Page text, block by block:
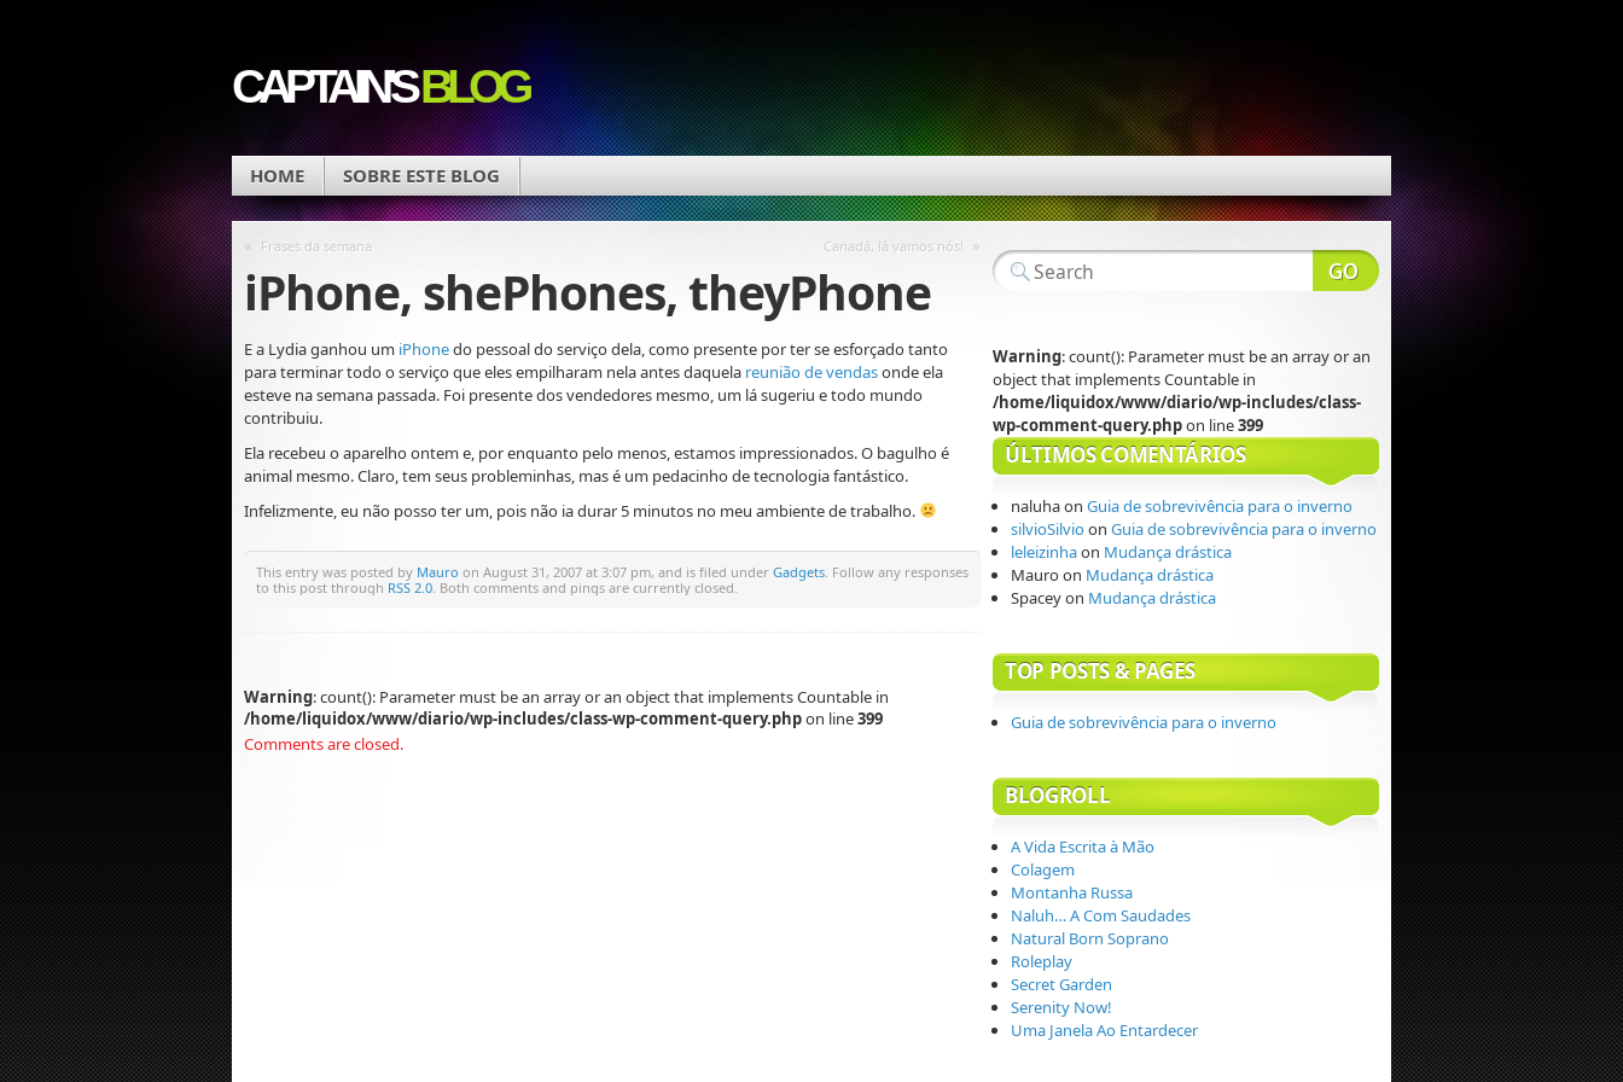
CAPTAIN'SBLOG
HOME SOBRE ESTE BLOG
« Frases da semana Canadá, lá vamos nós! »
iPhone, shePhones, theyPhone
E a Lydia ganhou um iPhonedo pessoal do serviço dela, como presente por ter se esforçado tanto
para terminar todo o serviço que eles empilharam nela antes daquela reunião de vendasonde ela
esteve na semana passada. Foi presente dos vendedores mesmo, um lá sugeriu e todo mundo
contribuiu.
Ela recebeu o aparelho ontem e, por enquanto pelo menos, estamos impressionados. O bagulho é
animal mesmo. Claro, tem seus probleminhas, mas é um pedacinho de tecnologia fantástico.
Infelizmente, eu não posso ter um, pois não ia durar 5 minutos no meu ambiente de trabalho.
This entry was posted by Mauro on August 31, 2007 at 3:07 pm, and is filed under Gadgets . Follow any responses
to this post through RSS 2.0 . Both comments and pings are currently closed.
Warning: count(): Parameter must be an array or an object that implements Countable in
/home/liquidox/www/diario/wp-includes/class-wp-comment-query.phpon line399
Comments are closed.
Warning: count(): Parameter must be an array or an
object that implements Countable in
/home/liquidox/www/diario/wp-includes/class-
wp-comment-query.phpon line399
ÚLTIMOS COMENTÁRIOS
naluhaon Guia de sobrevivência para o inverno
silvioSilvioon Guia de sobrevivência para o inverno
leleizinhaon Mudança drástica
Mauroon Mudança drástica
Spaceyon Mudança drástica
TOP POSTS & PAGES
Guia de sobrevivência para o inverno
BLOGROLL
A Vida Escrita à Mão
Colagem
Montanha Russa
Naluh… A Com Saudades
Natural Born Soprano
Roleplay
Secret Garden
Serenity Now!
Uma Janela Ao Entardecer